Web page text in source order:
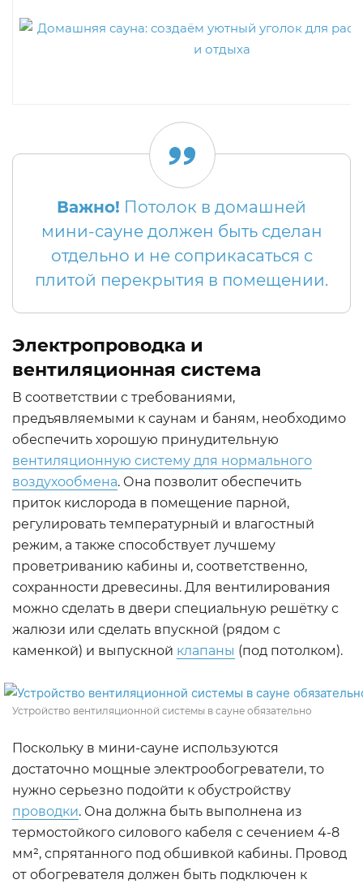
Важно! Потолок в домашней
мини-сауне должен быть сделан
отдельно и не соприкасаться с
плитой перекрытия в помещении.
Электропроводка и
вентиляционная система
В соответствии с требованиями,
предъявляемыми к саунам и баням, необходимо
обеспечить хорошую принудительную
вентиляционную систему для нормального
воздухообмена. Она позволит обеспечить
приток кислорода в помещение парной,
регулировать температурный и влагостный
режим, а также способствует лучшему
проветриванию кабины и, соответственно,
сохранности древесины. Для вентилирования
можно сделать в двери специальную решётку с
жалюзи или сделать впускной (рядом с
каменкой) и выпускной клапаны (под потолком).
Устройство вентиляционной системы в сауне обязательно
Поскольку в мини-сауне используются
достаточно мощные электрообогреватели, то
нужно серьезно подойти к обустройству
проводки. Она должна быть выполнена из
термостойкого силового кабеля с сечением 4-8
мм², спрятанного под обшивкой кабины. Провод
от обогревателя должен быть подключен к